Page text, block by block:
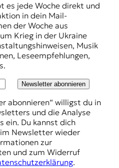
es jede Woche direkt und
in dein Mail-
der Woche aus
Krieg in der Ukraine
Musik
Leseempfehlungen,
Newsletter abonnieren
abonnieren“ willigst du in
und die Analyse
ein. Du kannst dich
Newsletter wieder
zur
und zum Widerruf
.